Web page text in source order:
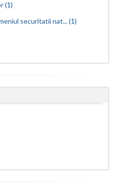
(1)
securitatii nat... (1)